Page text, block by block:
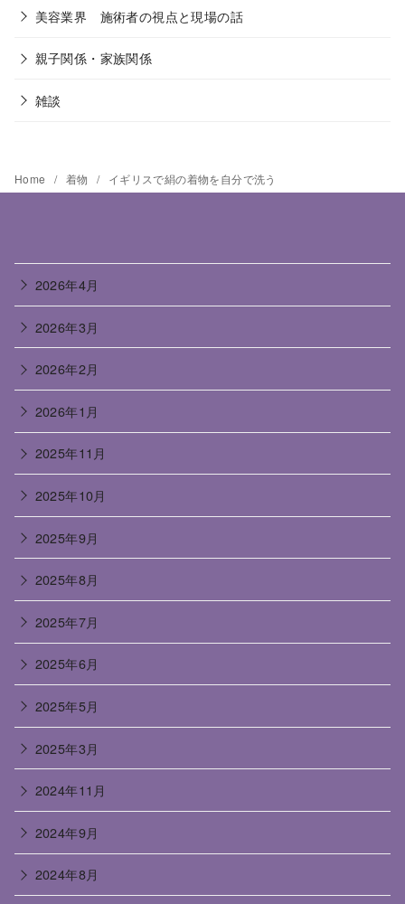
美容業界 施術者の視点と現場の話
親子関係・家族関係
雑談
Home 着物 イギリスで絹の着物を自分で洗う
2026年4月
2026年3月
2026年2月
2026年1月
2025年11月
2025年10月
2025年9月
2025年8月
2025年7月
2025年6月
2025年5月
2025年3月
2024年11月
2024年9月
2024年8月